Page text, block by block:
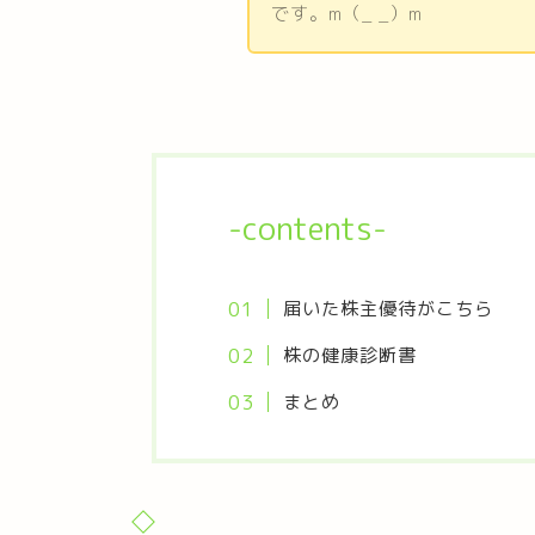
です。m（_ _）m
-contents-
届いた株主優待がこちら
株の健康診断書
まとめ